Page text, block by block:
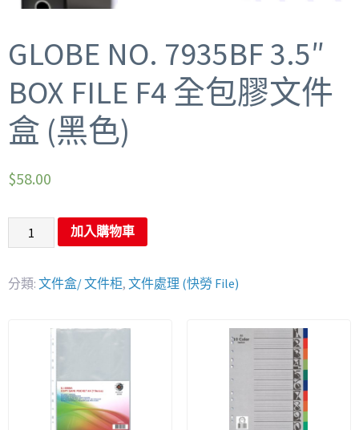
GLOBE NO. 7935BF 3.5″
BOX FILE F4 全包膠文件
盒 (黑色)
$58.00
加入購物車
分類: 文件盒/ 文件柜, 文件處理 (快勞 File)